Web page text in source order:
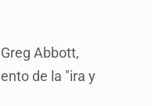
Abbott,
de la "ira y